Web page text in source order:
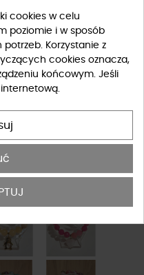
cookies w celu
poziomie i w sposób
Korzystanie z
cookies oznacza,
końcowym. Jeśli